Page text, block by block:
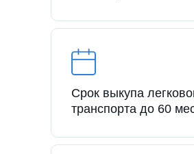
Срок выкупа
транспорта до 60